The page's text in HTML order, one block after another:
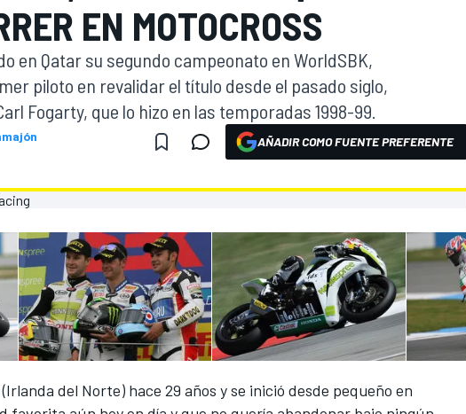
MOTO
TURISMO
EN MOTOCROSS
en Qatar su segundo campeonato en WorldSBK,
piloto en revalidar el título desde el pasado siglo,
Fogarty, que lo hizo en las temporadas 1998-99.
AÑADIR COMO FUENTE PREFERENTE
del Norte) hace 29 años y se inició desde pequeño en